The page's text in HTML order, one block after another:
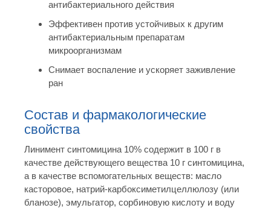
антибактериального действия
Эффективен против устойчивых к другим
антибактериальным препаратам
микроорганизмам
Снимает воспаление и ускоряет заживление
ран
Состав и фармакологические
свойства
Линимент синтомицина 10% содержит в 100 г в
качестве действующего вещества 10 г синтомицина,
а в качестве вспомогательных веществ: масло
касторовое, натрий-карбоксиметилцеллюлозу (или
бланозе), эмульгатор, сорбиновую кислоту и воду